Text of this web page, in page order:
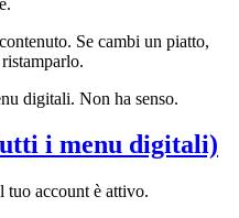
Se cambi un piatto,
digitali. Non ha senso.
i menu digitali)
tuo account è attivo.